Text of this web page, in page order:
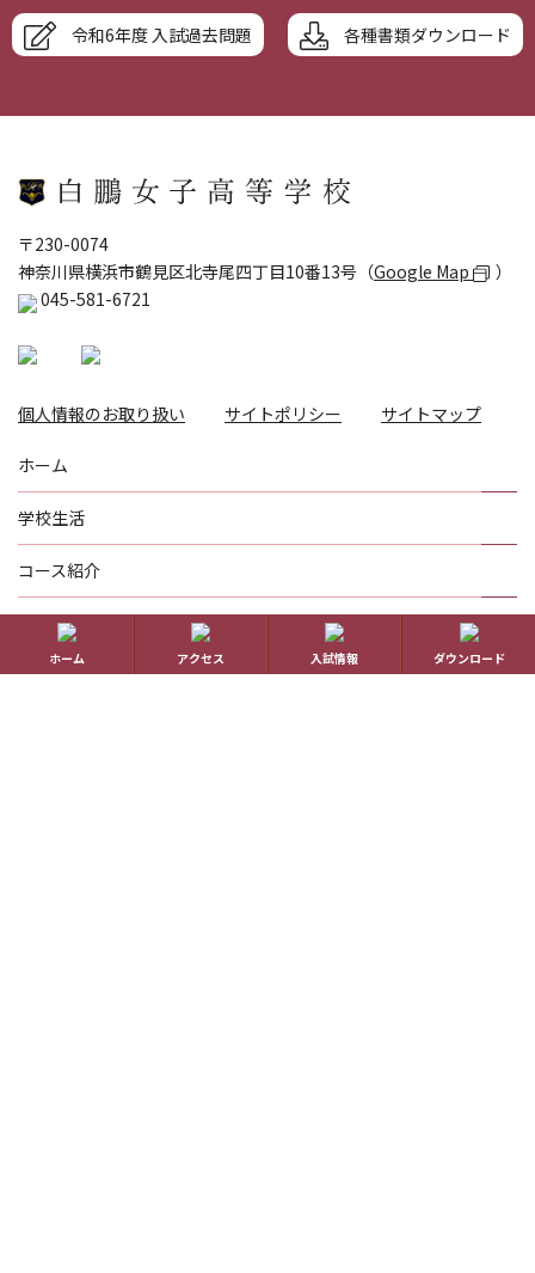
令和6年度 入試過去問題 各種書類ダウンロード
〒230-0074
神奈川県横浜市鶴見区北寺尾四丁目10番13号（Google Map
）
045-581-6721
個人情報のお取り扱い サイトポリシー サイトマップ
ホーム
学校生活
コース紹介
国際理解教育
進路指導
ホーム アクセス 入試情報 ダウンロード